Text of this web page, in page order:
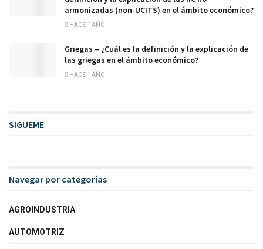
armonizadas (non-UCITS) en el ámbito económico?
HACE 1 AÑO
Griegas – ¿Cuál es la definición y la explicación de
las griegas en el ámbito económico?
HACE 1 AÑO
SIGUEME
Navegar por categorías
AGROINDUSTRIA
AUTOMOTRIZ